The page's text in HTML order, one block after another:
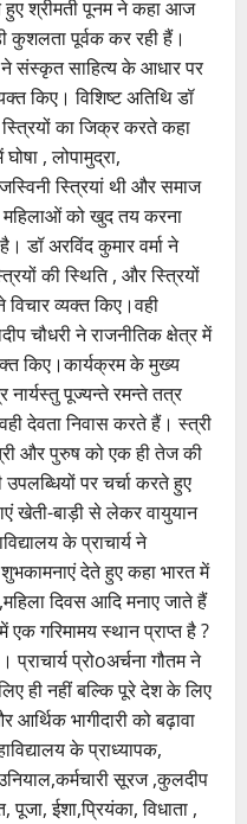
हुए श्रीमती पूनम ने कहा आज
कुशलता पूर्वक कर रही हैं।
ने संस्कृत साहित्य के आधार पर
किए। विशिष्ट अतिथि डॉ
का जिक्र करते कहा
, लोपामुद्रा,
स्त्रियां थी और समाज
को खुद तय करना
डॉ अरविंद कुमार वर्मा ने
की स्थिति , और स्त्रियों
व्यक्त किए।वही
चौधरी ने राजनीतिक क्षेत्र में
किए।कार्यक्रम के मुख्य
पूज्यन्ते रमन्ते तत्र
देवता निवास करते हैं। स्त्री
और पुरुष को एक ही तेज की
पर चर्चा करते हुए
खेती-बाड़ी से लेकर वायुयान
के प्राचार्य ने
शुभकामनाएं देते हुए कहा भारत में
दिवस आदि मनाए जाते हैं
गरिमामय स्थान प्राप्त है ?
प्रोoअर्चना गौतम ने
ही नहीं बल्कि पूरे देश के लिए
भागीदारी को बढ़ावा
के प्राध्यापक,
सूरज ,कुलदीप
ईशा,प्रियंका, विधाता ,